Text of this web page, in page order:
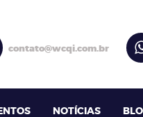
contato@wcqi.com.br
NOTÍCIAS